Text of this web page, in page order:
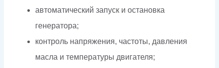
автоматический запуск и остановка
генератора;
контроль напряжения, частоты, давления
масла и температуры двигателя;